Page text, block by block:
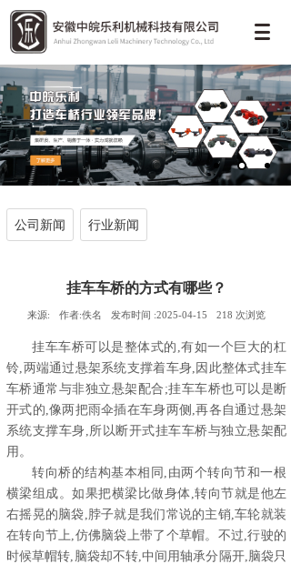
公司新闻 行业新闻
挂车车桥的方式有哪些？
来源: 作者:佚名 发布时间 :2025-04-15 218 次浏览
挂车车桥可以是整体式的,有如一个巨大的杠
铃,两端通过悬架系统支撑着车身,因此整体式挂车
车桥通常与非独立悬架配合;挂车车桥也可以是断
开式的,像两把雨伞插在车身两侧,再各自通过悬架
系统支撑车身,所以断开式挂车车桥与独立悬架配
用。
转向桥的结构基本相同,由两个转向节和一根
横梁组成。如果把横梁比做身体,转向节就是他左
右摇晃的脑袋,脖子就是我们常说的主销,车轮就装
在转向节上,仿佛脑袋上带了个草帽。不过,行驶的
时候草帽转,脑袋却不转,中间用轴承分隔开,脑袋只